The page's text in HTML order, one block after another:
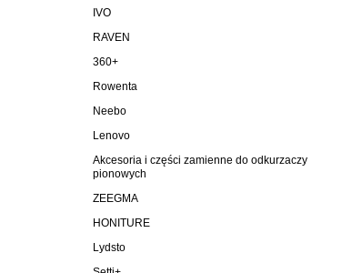
IVO
RAVEN
360+
Rowenta
Neebo
Lenovo
Akcesoria i części zamienne do odkurzaczy
pionowych
ZEEGMA
HONITURE
Lydsto